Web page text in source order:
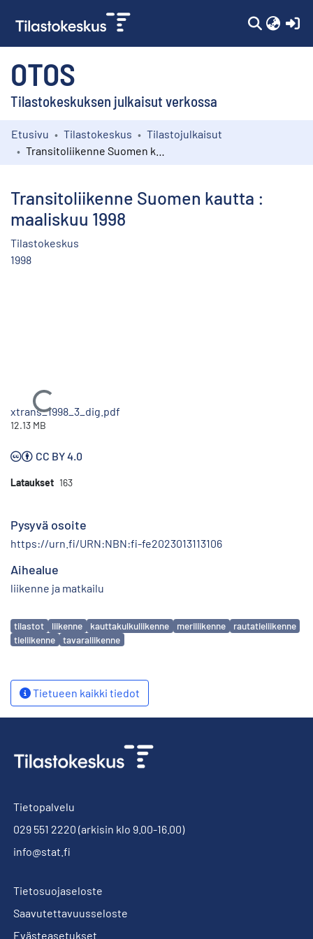
OTOS
Tilastokeskuksen julkaisut verkossa
Kokoelmat
Etusivu Tilastokeskus
Tilastojulkaisut
Transitoliikenne Suomen kautta :
maaliskuu 1998
Tilastokeskus
1998
Ladataan...
xtrans_1998_3_dig.pdf
12.13 MB
CC BY 4.0
Lataukset 163
Pysyvä osoite
https://urn.fi/URN:NBN:fi-fe2023013113106
Aihealue
liikenne ja matkailu
Avainsanat
tilastot liikenne kauttakulkuliikenne meriliikenne
rautatieliikenne
tieliikenne
tavaraliikenne
Tietueen kaikki tiedot
Tietopalvelu
029 551 2220 (arkisin klo 9.00-16.00)
info@stat.fi
Tietosuojaseloste
Saavutettavuusseloste
Evästeasetukset